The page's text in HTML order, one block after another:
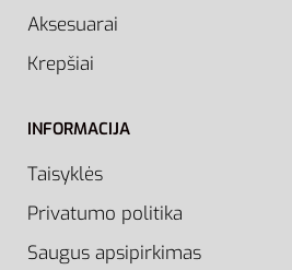
Aksesuarai
Krepšiai
INFORMACIJA
Taisyklės
Privatumo politika
Saugus apsipirkimas